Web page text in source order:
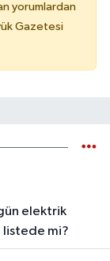
yorumlardan
Gazetesi
listede mi?